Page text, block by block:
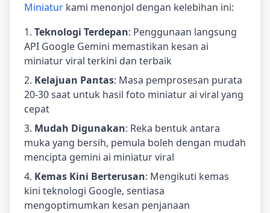
Miniatur kami menonjol dengan kelebihan ini:
Teknologi Terdepan: Penggunaan langsung
API Google Gemini memastikan kesan ai
miniatur viral terkini dan terbaik
Kelajuan Pantas: Masa pemprosesan purata
20-30 saat untuk hasil foto miniatur ai viral yang
cepat
Mudah Digunakan: Reka bentuk antara
muka yang bersih, pemula boleh dengan mudah
mencipta gemini ai miniatur viral
Kemas Kini Berterusan: Mengikuti kemas
kini teknologi Google, sentiasa
mengoptimumkan kesan penjanaan